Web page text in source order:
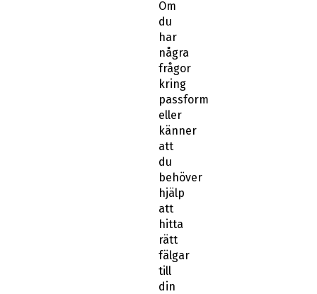
Om
du
har
några
frågor
kring
passform
eller
känner
att
du
behöver
hjälp
att
hitta
rätt
fälgar
till
din